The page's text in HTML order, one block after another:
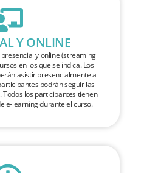
Y ONLINE
y online (streaming
en los que se indica. Los
asistir presencialmente a
podrán seguir las
Todos los participantes tienen
e-learning durante el curso.